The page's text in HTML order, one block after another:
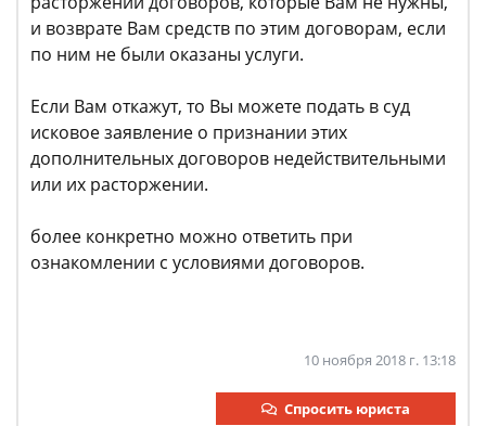
и возврате Вам средств по этим договорам, если
по ним не были оказаны услуги.
Если Вам откажут, то Вы можете подать в суд
исковое заявление о признании этих
дополнительных договоров недействительными
или их расторжении.
более конкретно можно ответить при
ознакомлении с условиями договоров.
10 ноября 2018 г. 13:18
Спросить юриста